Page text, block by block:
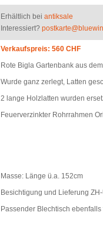
Erhältlich bei antiksale
Interessiert?
Verkaufspreis: 560 CHF
Rote Bigla Gartenbank aus
Wurde ganz zerlegt, Latten
2 lange Holzlatten wurden
Feuerverzinkter Rohrrahmen
Masse: Länge ü.a. 152cm
Besichtigung und Lieferung
Passender Blechtisch